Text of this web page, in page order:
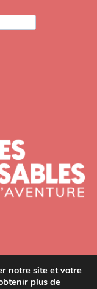
notre site et votre
plus de